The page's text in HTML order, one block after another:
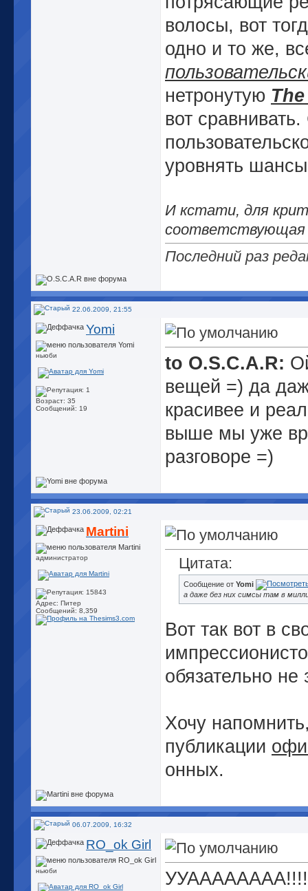
волосы, вот
одно и то же,
нетронутую
вот
уровнять
И кстати, для
Последний раз
22.06.2009, 21:55
Yomi
ньюби
Возраст: 35
Сообщений: 19
to O.S.C.A.R:
вещей =) да
красивее и
выше мы уже
разговоре =)
23.06.2009, 02:21
Martini
администратор
Адрес: Питер
Сообщений: 8,359
Цитата:
Сообщение от Yomi
а даже без них симсы там в
Вот так вот в
обязательно не
Хочу
публикации
онных.
06.07.2009, 16:32
RO_ok Girl
ньюби
УУАААААААА!!!!